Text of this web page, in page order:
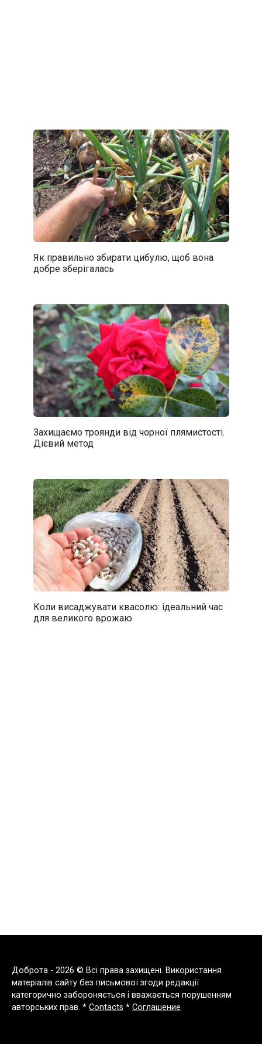
Як правильно збирати цибулю, щоб вона
добре зберігалась
Захищаємо троянди від чорної плямистості.
Дієвий метод
Коли висаджувати квасолю: ідеальний час
для великого врожаю
Доброта - 2026 © Всі права захищені. Використання
матеріалів сайту без письмової згоди редакції
категорично забороняється і вважається порушенням
авторських прав. * Contacts * Соглашение